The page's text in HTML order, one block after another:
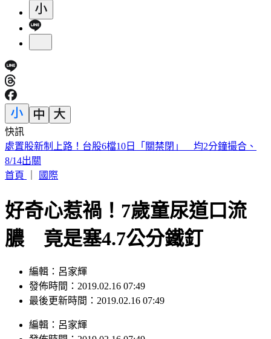
快訊
漢光Day3！模擬共軍襲擊 幻象2000「緊急升空」迎敵畫面
曝
首頁
國際
好奇心惹禍！7歲童尿道口流
膿 竟是塞4.7公分鐵釘
編輯：呂家輝
發佈時間：2019.02.16 07:49
最後更新時間：2019.02.16 07:49
編輯 ： 呂家輝